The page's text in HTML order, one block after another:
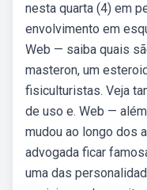
nesta quarta (4) em
envolvimento em
Web — saiba quais
masteron, um
fisiculturistas. Veja
de uso e. Web —
mudou ao longo dos
advogada ficar
uma das